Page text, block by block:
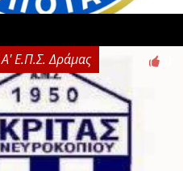
Α' Ε.Π.Σ. Δράμας